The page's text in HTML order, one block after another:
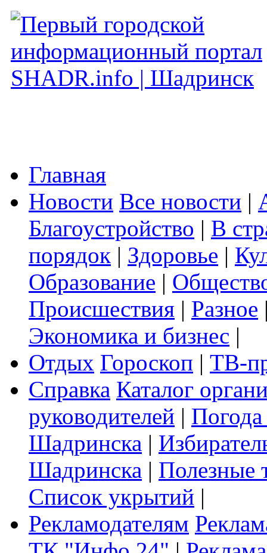
Главная
Новости Все новости |
Благоустройство | В
порядок | Здоровье |
Образование |
Происшествия | Разное
Экономика и бизнес |
Отдых Гороскоп | ТВ-
Справка Каталог
руководителей |
Шадринска |
Шадринска | Полезные
Список укрытий |
Рекламодателям